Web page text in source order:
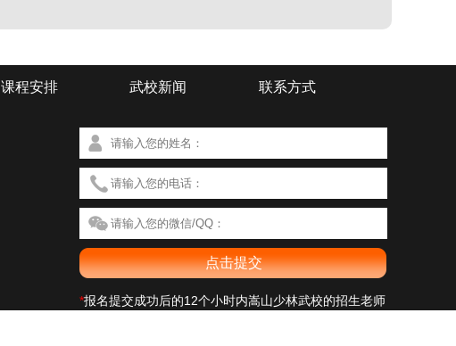
课程安排 武校新闻 联系方式
*报名提交成功后的12个小时内嵩山少林武校的招生老师